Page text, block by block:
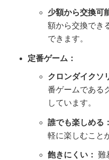
少額から交換可
額から交換でき
できます。
定番ゲーム：
クロンダイクソ
番ゲームである
しています。
誰でも楽しめる：
軽に楽しむこと
飽きにくい： 難